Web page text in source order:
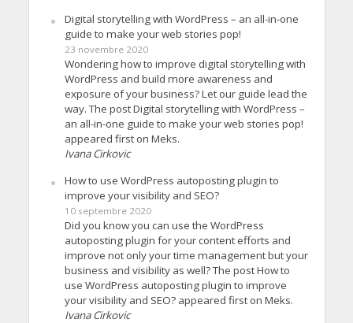
Digital storytelling with WordPress – an all-in-one
guide to make your web stories pop!
23 novembre 2020
Wondering how to improve digital storytelling with
WordPress and build more awareness and
exposure of your business? Let our guide lead the
way. The post Digital storytelling with WordPress –
an all-in-one guide to make your web stories pop!
appeared first on Meks.
Ivana Cirkovic
How to use WordPress autoposting plugin to
improve your visibility and SEO?
10 septembre 2020
Did you know you can use the WordPress
autoposting plugin for your content efforts and
improve not only your time management but your
business and visibility as well? The post How to
use WordPress autoposting plugin to improve
your visibility and SEO? appeared first on Meks.
Ivana Cirkovic